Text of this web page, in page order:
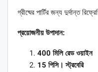
গ্রীষ্মের পার্টির জন্য দুর্দান্ত
প্রয়োজনীয় উপাদান:
400 মিলি রেড ওয়াইন
15 পিসি। স্ট্রবেরি